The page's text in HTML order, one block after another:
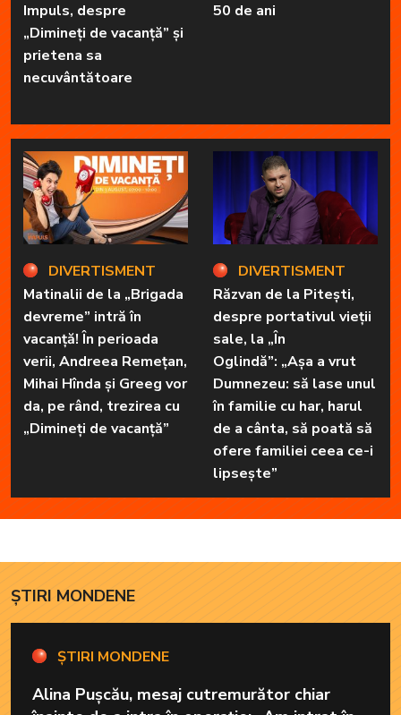
Impuls, despre
„Dimineți de vacanță” și
prietena sa
necuvântătoare
DIVERTISMENT
Matinalii de la „Brigada
devreme” intră în
vacanță! În perioada
verii, Andreea Remețan,
Mihai Hînda și Greeg vor
da, pe rând, trezirea cu
„Dimineți de vacanță”
50 de ani
DIVERTISMENT
Răzvan de la Pitești,
despre portativul vieții
sale, la „În
Oglindă”: „Așa a vrut
Dumnezeu: să lase unul
în familie cu har, harul
de a cânta, să poată să
ofere familiei ceea ce-i
lipsește”
ȘTIRI MONDENE
ȘTIRI MONDENE
Alina Pușcău, mesaj cutremurător chiar